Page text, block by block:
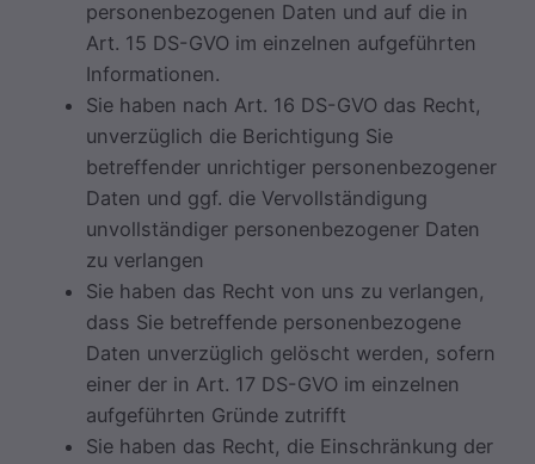
personenbezogenen Daten und auf die in
Art. 15 DS-GVO im einzelnen aufgeführten
Informationen.
Sie haben nach Art. 16 DS-GVO das Recht,
unverzüglich die Berichtigung Sie
betreffender unrichtiger personenbezogener
Daten und ggf. die Vervollständigung
unvollständiger personenbezogener Daten
zu verlangen
Sie haben das Recht von uns zu verlangen,
dass Sie betreffende personenbezogene
Daten unverzüglich gelöscht werden, sofern
einer der in Art. 17 DS-GVO im einzelnen
aufgeführten Gründe zutrifft
Sie haben das Recht, die Einschränkung der